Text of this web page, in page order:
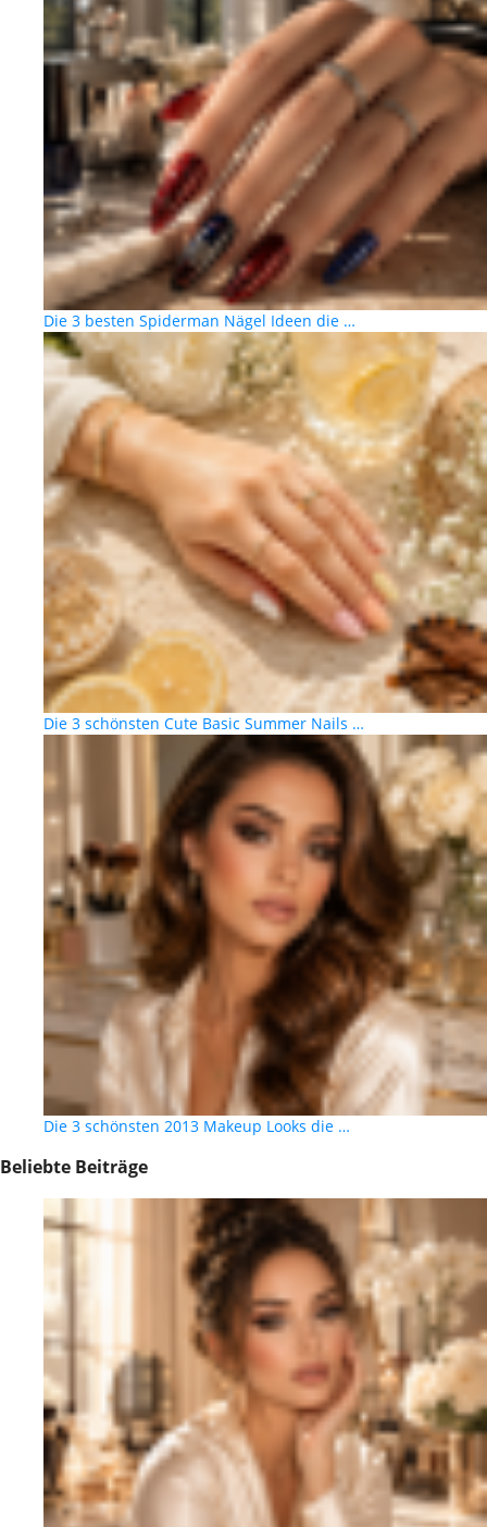
Die 3 besten Spiderman Nägel Ideen die …
Die 3 schönsten Cute Basic Summer Nails …
Die 3 schönsten 2013 Makeup Looks die …
Beliebte Beiträge